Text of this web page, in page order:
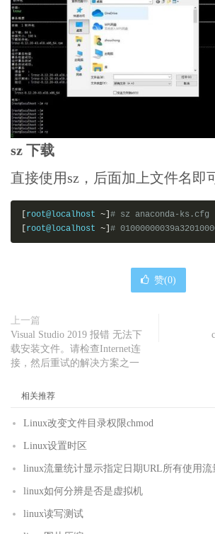
sz 下载
直接使用sz，后面加上文件名即
root@localhost ~] # sz anaconda-ks.cfg
root@localhost ~] #
赞(0)
上一篇
Visual Studio 2019 报错 无法下
载安装文件。请检查Internet连
接，然后重试的解决方案之一
相关推荐
Linux改变文件目录权限chmod
Linux设置时区
linux流量统计显示指定日期URL所有使用流
linux如何分辨是否是虚拟机
linux读写测试